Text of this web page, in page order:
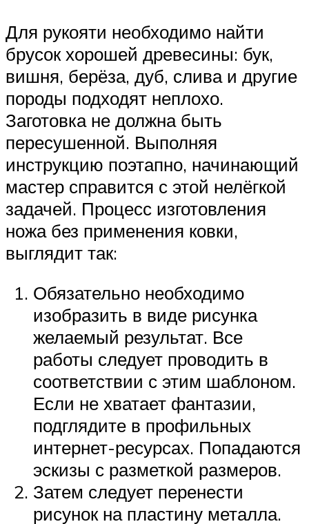
Для рукояти необходимо найти
брусок хорошей древесины: бук,
вишня, берёза, дуб, слива и другие
породы подходят неплохо.
Заготовка не должна быть
пересушенной. Выполняя
инструкцию поэтапно, начинающий
мастер справится с этой нелёгкой
задачей. Процесс изготовления
ножа без применения ковки,
выглядит так:
Обязательно необходимо
изобразить в виде рисунка
желаемый результат. Все
работы следует проводить в
соответствии с этим шаблоном.
Если не хватает фантазии,
подглядите в профильных
интернет-ресурсах. Попадаются
эскизы с разметкой размеров.
Затем следует перенести
рисунок на пластину металла.